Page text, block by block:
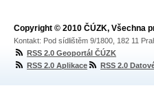
Copyright © 2010 ČÚZK, Všechna
Kontakt: Pod sídlištěm 9/1800, 182 11
RSS 2.0 Geoportál ČÚZK
RSS 2.0 Aplikace
RSS 2.0